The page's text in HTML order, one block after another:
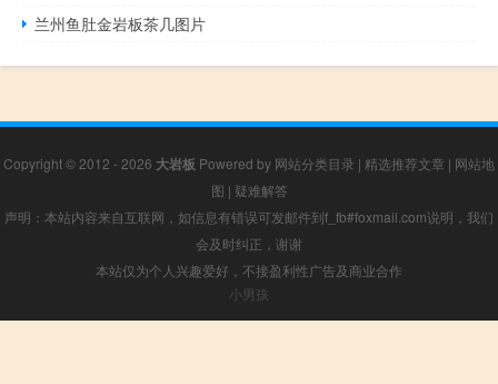
兰州鱼肚金岩板茶几图片
Copyright © 2012 - 2026 大岩板 Powered by 网站分类目录 | 精选推荐文章 | 网站地
图 | 疑难解答
声明：本站内容来自互联网，如信息有错误可发邮件到f_fb#foxmail.com说明，我们
会及时纠正，谢谢
本站仅为个人兴趣爱好，不接盈利性广告及商业合作
小男孩